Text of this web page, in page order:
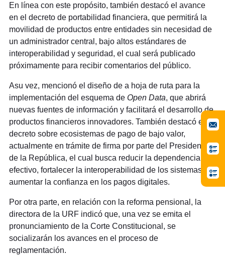
En línea con este propósito, también destacó el avance
en el decreto de portabilidad financiera, que permitirá la
movilidad de productos entre entidades sin necesidad de
un administrador central, bajo altos estándares de
interoperabilidad y seguridad, el cual será publicado
próximamente para recibir comentarios del público.
Asu vez, mencionó el diseño de a hoja de ruta para la
implementación del esquema de Open Data, que abrirá
nuevas fuentes de información y facilitará el desarrollo de
productos financieros innovadores. También destacó el
decreto sobre ecosistemas de pago de bajo valor,
actualmente en trámite de firma por parte del Presidente
de la República, el cual busca reducir la dependencia del
efectivo, fortalecer la interoperabilidad de los sistemas y
aumentar la confianza en los pagos digitales.
Por otra parte, en relación con la reforma pensional, la
directora de la URF indicó que, una vez se emita el
pronunciamiento de la Corte Constitucional, se
socializarán los avances en el proceso de
reglamentación.